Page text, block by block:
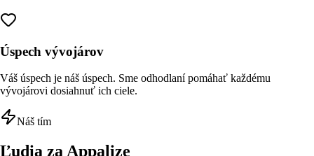
Úspech vývojárov
Váš úspech je náš úspech. Sme odhodlaní pomáhať každému
vývojárovi dosiahnuť ich ciele.
Náš tím
Ľudia za Appalize